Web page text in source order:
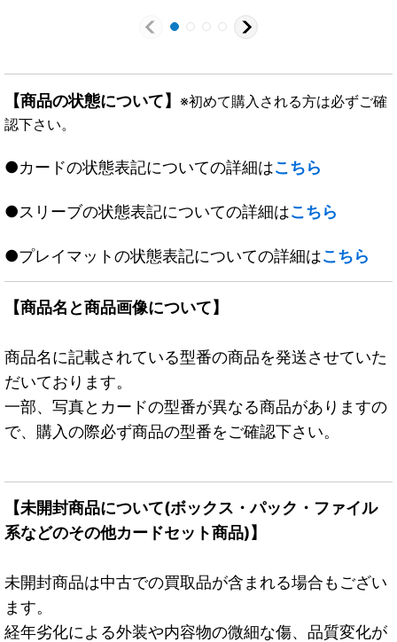
【商品の状態について】 ※初めて購入される方は必ずご確
認下さい。
●カードの状態表記についての詳細はこちら
●スリーブの状態表記についての詳細はこちら
●プレイマットの状態表記についての詳細はこちら
【商品名と商品画像について】
商品名に記載されている型番の商品を発送させていた
だいております。
一部、写真とカードの型番が異なる商品がありますの
で、購入の際必ず商品の型番をご確認下さい。
【未開封商品について(ボックス・パック・ファイル
系などのその他カードセット商品)】
未開封商品は中古での買取品が含まれる場合もござい
ます。
経年劣化による外装や内容物の微細な傷、品質変化が